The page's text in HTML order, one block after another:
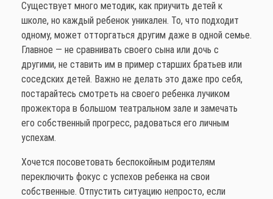
Существует много методик, как приучить детей к
школе, но каждый ребенок уникален. То, что подходит
одному, может отторгаться другим даже в одной семье.
Главное — не сравнивать своего сына или дочь с
другими, не ставить им в пример старших братьев или
соседских детей. Важно не делать это даже про себя,
постарайтесь смотреть на своего ребенка лучиком
прожектора в большом театральном зале и замечать
его собственный прогресс, радоваться его личным
успехам.
Хочется посоветовать беспокойным родителям
переключить фокус с успехов ребенка на свои
собственные. Отпустить ситуацию непросто, если